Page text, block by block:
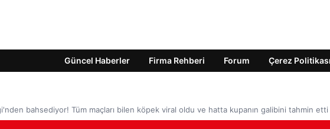
Güncel Haberler Firma Rehberi Forum Çerez Politikası
bahsediyor! Tüm maçları bilen köpek viral oldu ve hatta kupanın galibini tahmin etti